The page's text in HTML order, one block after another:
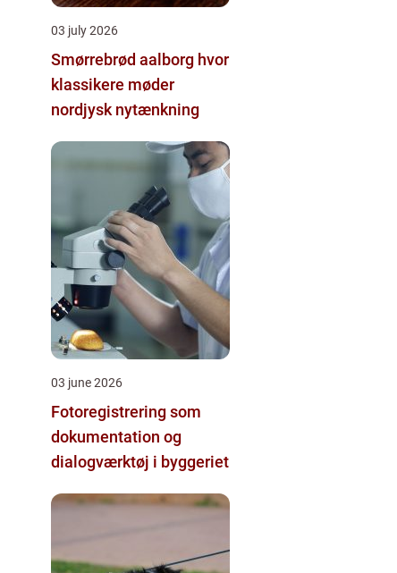
03 july 2026
Smørrebrød aalborg hvor
klassikere møder
nordjysk nytænkning
03 june 2026
Fotoregistrering som
dokumentation og
dialogværktøj i byggeriet